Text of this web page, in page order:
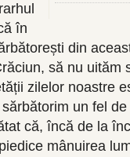
în
din
să nu uităm
zilelor noastre
un fel
că, încă de la
mânuirea